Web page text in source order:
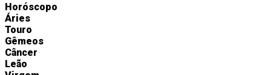
Horóscopo
Áries
Touro
Gêmeos
Câncer
Leão